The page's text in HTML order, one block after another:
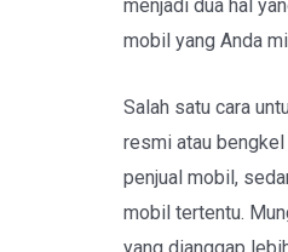
menjadi dua hal
mobil yang Anda
Salah satu cara
resmi atau
penjual mobil,
mobil tertentu.
yang dianggap